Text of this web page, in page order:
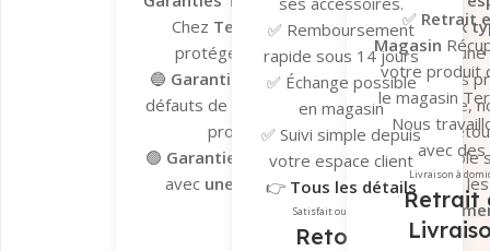
Chez Tera.ma, nous vous offronsdeux
protéger vos achats et vous garantir une
🔵 Garantie du fabricant– Valable sur les
défauts de fabrication. En cas de problème,
processus de dépannage et de
🟢 Garantie Tera.ma Seconde Vie– Valable
avec une couverture de 6 moiscontre les
réparation ou
Garantie du fabricant​ Garantie
✅ Remboursement
rapide sous 14 jours
✅ Échange possible
en magasin
✅ Suivi simple depuis
votre espace client
👉 Tous les détails
ici
Satisfait ou remboursé
Retour et
✅ Retrait
Magasin
votre produit
le magasin
Nous
avec des
fiables pour
un suivi en
Livraison à
Retrait